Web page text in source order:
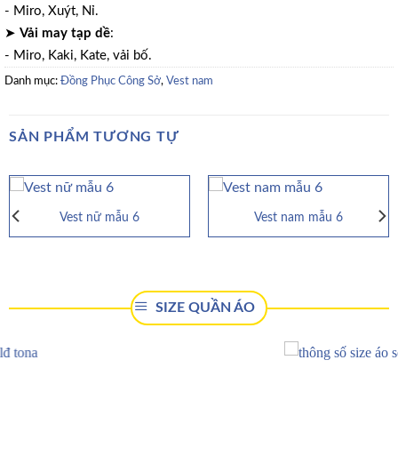
- Miro, Xuýt, Nỉ.
➤ Vải may tạp dề:
- Miro, Kaki, Kate, vải bố.
Danh mục: Đồng Phục Công Sở, Vest nam
SẢN PHẨM TƯƠNG TỰ
Vest nữ mẫu 6 Vest nam mẫu 6
SIZE QUẦN ÁO